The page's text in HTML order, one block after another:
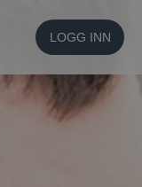
LOGG INN